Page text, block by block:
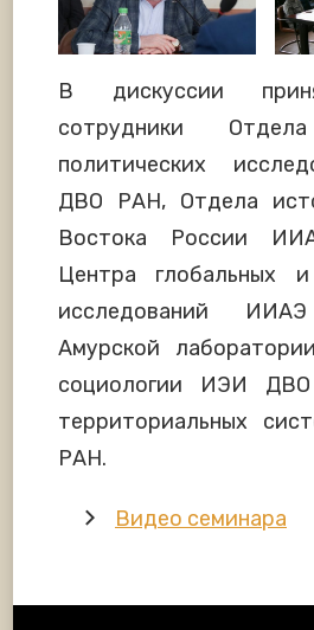
В дискуссии
сотрудники
политических
ДВО РАН, Отдела
Востока России
Центра глобальных и
исследований
Амурской
социологии ИЭИ
территориальных
РАН.
Видео семинара